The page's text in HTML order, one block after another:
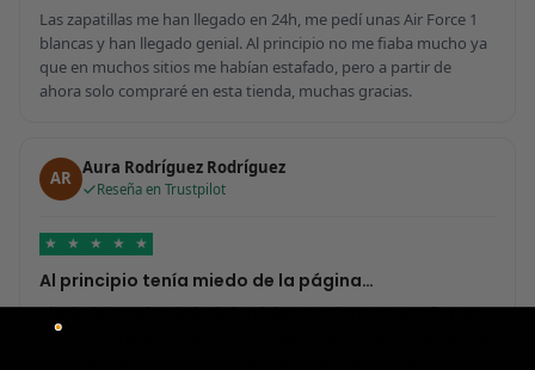
Las zapatillas me han llegado en 24h, me pedí unas Air Force 1
blancas y han llegado genial. Al principio no me fiaba mucho ya
que en muchos sitios me habían estafado, pero a partir de
ahora solo compraré en esta tienda, muchas gracias.
AR Aura Rodríguez Rodríguez
Reseña en Trustpilot
★ ★ ★ ★ ★
Al principio tenía miedo de la página…
Al principio tenía miedo de la página por si era una estafa, pero
me ha sorprendido para bien porque todo ha sido increíble. Me